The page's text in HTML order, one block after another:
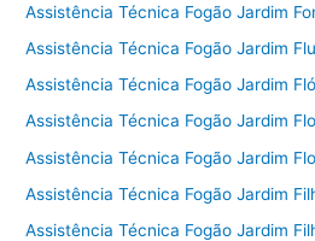
Assistência Técnica Fogão Jardim
Assistência Técnica Fogão Jardim
Assistência Técnica Fogão Jardim
Assistência Técnica Fogão Jardim
Assistência Técnica Fogão Jardim
Assistência Técnica Fogão Jardim
Assistência Técnica Fogão Jardim